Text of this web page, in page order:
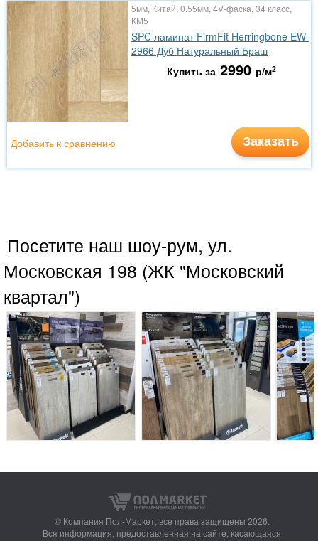
5мм, Китай, 0.55мм, 4V-фаска, 34 класс,
КМ5
SPC ламинат FirmFit Herringbone EW-
2966 Дуб Натуральный Браш
Купить за 2990 р/м2
Заказать
Добавить к сравнению
Посетите наш шоу-рум, ул.
Московская 198 (ЖК "Московский
квартал")
© Компания Пол-Маркет, все права защищены 2026.
Вся информация, предоставленная на сайте, касающаяся